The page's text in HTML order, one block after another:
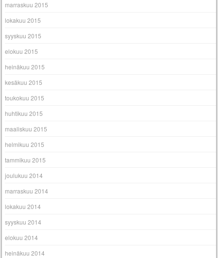
marraskuu 2015
lokakuu 2015
syyskuu 2015
elokuu 2015
heinäkuu 2015
kesäkuu 2015
toukokuu 2015
huhtikuu 2015
maaliskuu 2015
helmikuu 2015
tammikuu 2015
joulukuu 2014
marraskuu 2014
lokakuu 2014
syyskuu 2014
elokuu 2014
heinäkuu 2014